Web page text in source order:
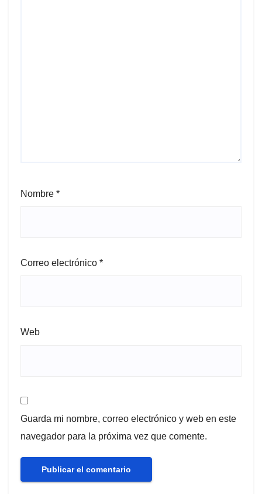
Nombre *
Correo electrónico *
Web
Guarda mi nombre, correo electrónico y web en este
navegador para la próxima vez que comente.